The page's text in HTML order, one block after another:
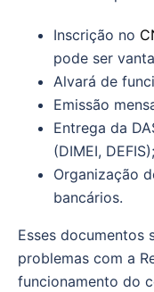
Inscrição no
pode ser
Alvará de
Emissão
Entrega da
(DIMEI, DEFIS);
Organização
bancários.
Esses documentos
problemas com a
funcionamento do